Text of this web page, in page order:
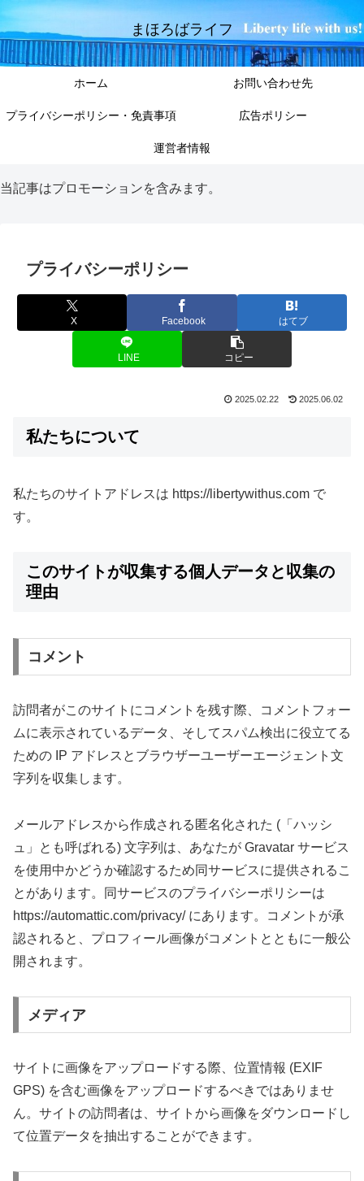
まほろばライフ
ホーム お問い合わせ先
プライバシーポリシー・免責事項 広告ポリシー
運営者情報
当記事はプロモーションを含みます。
プライバシーポリシー
X Facebook はてブ
LINE コピー
2025.02.22 2025.06.02
私たちについて
私たちのサイトアドレスは https://libertywithus.com で
す。
このサイトが収集する個人データと収集の
理由
コメント
訪問者がこのサイトにコメントを残す際、コメントフォー
ムに表示されているデータ、そしてスパム検出に役立てる
ための IP アドレスとブラウザーユーザーエージェント文
字列を収集します。
メールアドレスから作成される匿名化された (「ハッシ
ュ」とも呼ばれる) 文字列は、あなたが Gravatar サービス
を使用中かどうか確認するため同サービスに提供されるこ
とがあります。同サービスのプライバシーポリシーは
https://automattic.com/privacy/ にあります。コメントが承
認されると、プロフィール画像がコメントとともに一般公
開されます。
メディア
サイトに画像をアップロードする際、位置情報 (EXIF
GPS) を含む画像をアップロードするべきではありませ
ん。サイトの訪問者は、サイトから画像をダウンロードし
て位置データを抽出することができます。